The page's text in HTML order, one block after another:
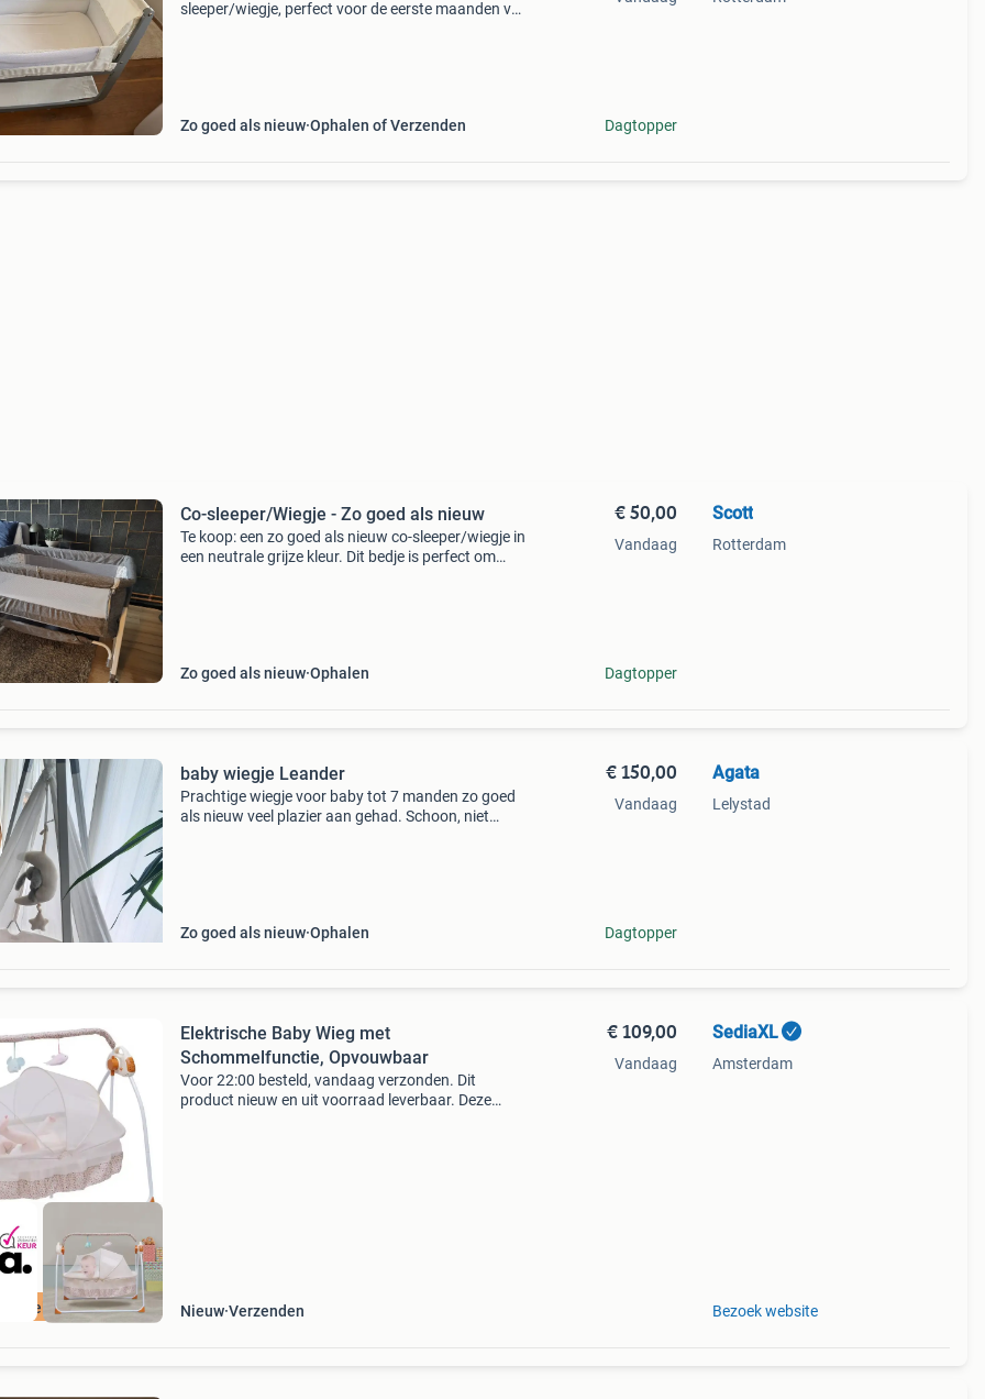
sleeper/wiegje, perfect voor de eerste maanden van
Zo goed als nieuw Ophalen of Verzenden Dagtopper
Co-sleeper/Wiegje - Zo goed als nieuw
Te koop: een zo goed als nieuw co-sleeper/wiegje in
een neutrale grijze kleur. Dit bedje is perfect om
Zo goed als nieuw Ophalen
€ 50,00
Vandaag
Dagtopper
Scott
Rotterdam
baby wiegje Leander
Prachtige wiegje voor baby tot 7 manden zo goed
als nieuw veel plazier aan gehad. Schoon, niet
Zo goed als nieuw Ophalen
€ 150,00
Vandaag
Dagtopper
Agata
Lelystad
met 9+
Elektrische Baby Wieg met
Schommelfunctie, Opvouwbaar
Voor 22:00 besteld, vandaag verzonden. Dit
product nieuw en uit voorraad leverbaar. Deze
Nieuw Verzenden
€ 109,00
Vandaag
SediaXL
Amsterdam
Bezoek website